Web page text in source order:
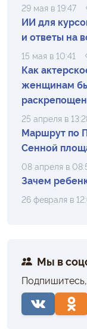
29 мая в 19:47
ИИ для
и ответы на
15 мая в 10:41
Как
женщинам
25 апреля в
Маршрут по
Сенной
08 апреля в
Зачем
26 февраля в
Мы в